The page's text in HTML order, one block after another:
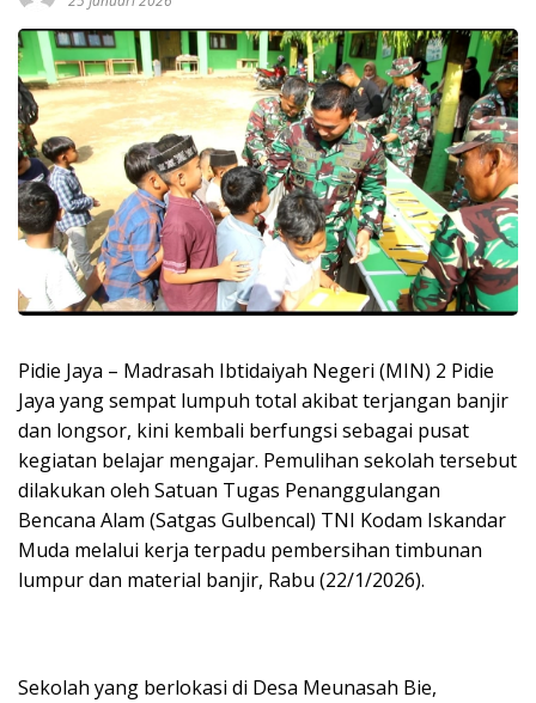
Pidie Jaya – Madrasah Ibtidaiyah Negeri (MIN) 2 Pidie
Jaya yang sempat lumpuh total akibat terjangan banjir
dan longsor, kini kembali berfungsi sebagai pusat
kegiatan belajar mengajar. Pemulihan sekolah tersebut
dilakukan oleh Satuan Tugas Penanggulangan
Bencana Alam (Satgas Gulbencal) TNI Kodam Iskandar
Muda melalui kerja terpadu pembersihan timbunan
lumpur dan material banjir, Rabu (22/1/2026).
Sekolah yang berlokasi di Desa Meunasah Bie,